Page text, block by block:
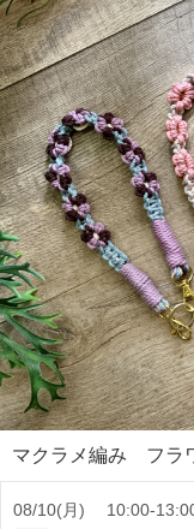
マクラメ編み フラ
08/10(月) 10:00-